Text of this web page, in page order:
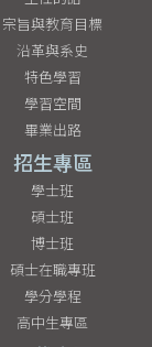
宗旨與教育目標
沿革與系史
特色學習
學習空間
畢業出路
招生專區
學士班
碩士班
博士班
碩士在職專班
學分學程
高中生專區